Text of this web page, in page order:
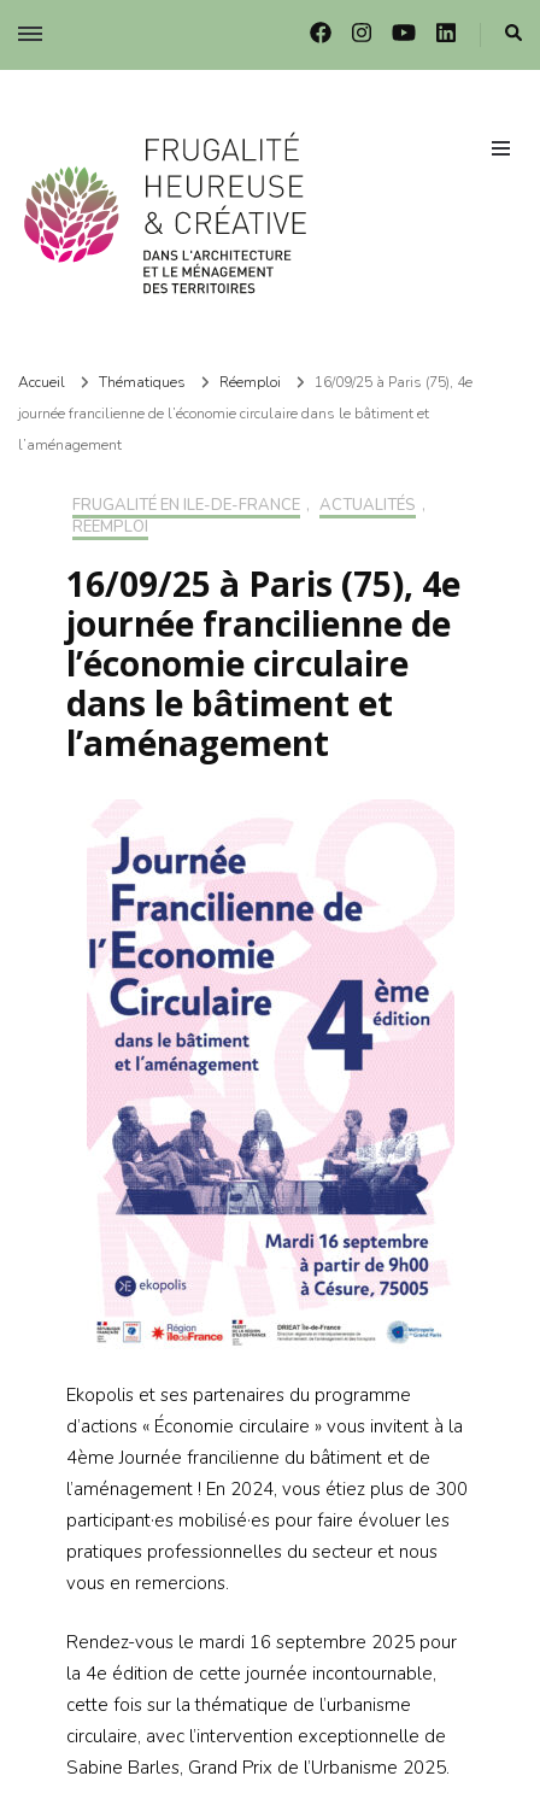
Frugalité dans l'architecture et le ménagement des territoires
Accueil Thématiques Réemploi
16/09/25 à Paris (75), 4e
journée francilienne de l’économie circulaire dans le bâtiment et
l’aménagement
FRUGALITÉ EN ILE-DE-FRANCE , ACTUALITÉS ,
RÉEMPLOI
16/09/25 à Paris (75), 4e
journée francilienne de
l’économie circulaire
dans le bâtiment et
l’aménagement
Ekopolis et ses partenaires du programme
d’actions « Économie circulaire » vous invitent à la
4ème Journée francilienne du bâtiment et de
l’aménagement ! En 2024, vous étiez plus de 300
participant·es mobilisé·es pour faire évoluer les
pratiques professionnelles du secteur et nous
vous en remercions.
Rendez-vous le mardi 16 septembre 2025 pour
la 4e édition de cette journée incontournable,
cette fois sur la thématique de l’urbanisme
circulaire, avec l’intervention exceptionnelle de
Sabine Barles, Grand Prix de l’Urbanisme 2025.